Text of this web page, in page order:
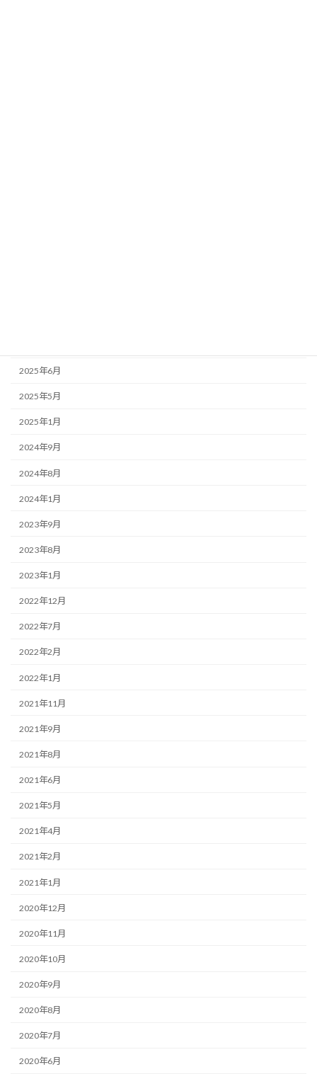
2025年6月
2025年5月
2025年1月
2024年9月
2024年8月
2024年1月
2023年9月
2023年8月
2023年1月
2022年12月
2022年7月
2022年2月
2022年1月
2021年11月
2021年9月
2021年8月
2021年6月
2021年5月
2021年4月
2021年2月
2021年1月
2020年12月
2020年11月
2020年10月
2020年9月
2020年8月
2020年7月
2020年6月